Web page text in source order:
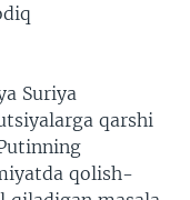
Suriya
qarshi
qolish-